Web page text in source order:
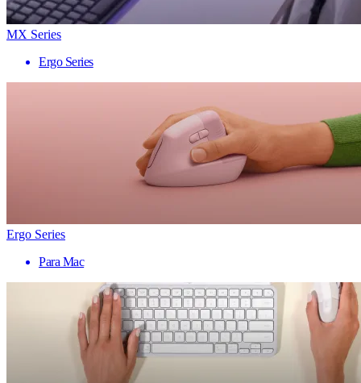
MX Series
Ergo Series
Ergo Series
Para Mac